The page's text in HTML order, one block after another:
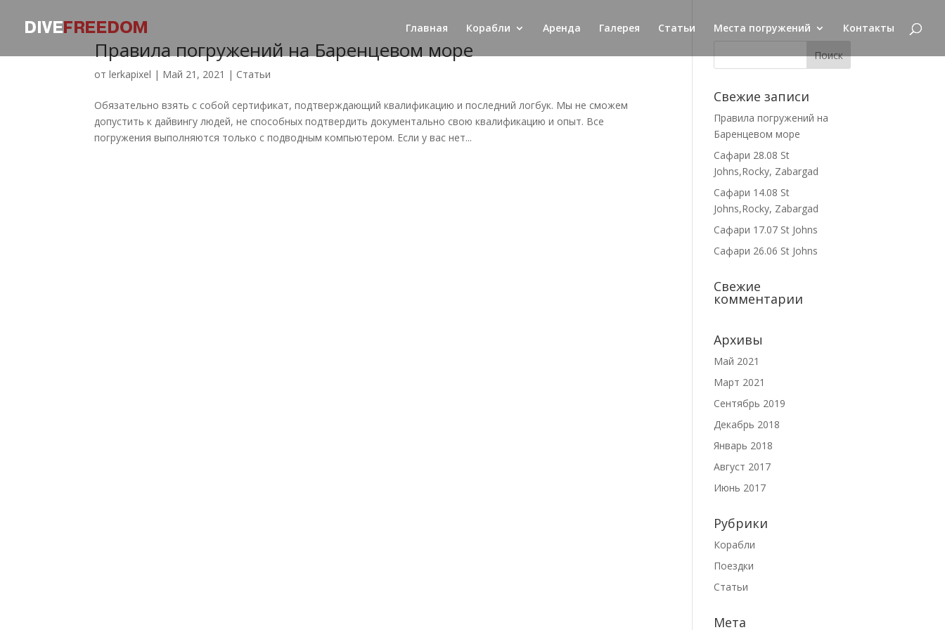
Главная Корабли Аренда Галерея Статьи Места погружений Контакты
Правила погружений на Баренцевом море
отlerkapixel | Май 21, 2021 | Статьи
Обязательно взять с собой сертификат, подтверждающий квалификацию и последний логбук. Мы не сможем
допустить к дайвингу людей, не способных подтвердить документально свою квалификацию и опыт. Все
погружения выполняются только с подводным компьютером. Если у вас нет...
Свежие записи
Правила погружений на
Баренцевом море
Сафари 28.08 St
Johns,Rocky, Zabargad
Сафари 14.08 St
Johns,Rocky, Zabargad
Сафари 17.07 St Johns
Сафари 26.06 St Johns
Свежие
комментарии
Архивы
Май 2021
Март 2021
Сентябрь 2019
Декабрь 2018
Январь 2018
Август 2017
Июнь 2017
Рубрики
Корабли
Поездки
Статьи
Мета